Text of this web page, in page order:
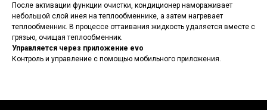
После активации функции очистки, кондиционер намораживает
небольшой слой инея на теплообменнике, а затем нагревает
теплообменник. В процессе оттаивания жидкость удаляется вместе с
грязью, очищая теплообменник.
Управляется через приложение evo
Контроль и управление с помощью мобильного приложения.